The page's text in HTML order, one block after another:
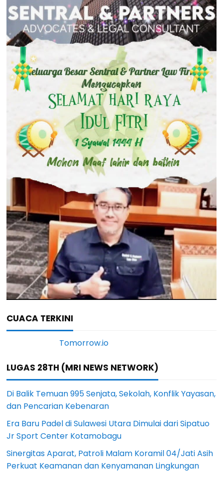
CUACA TERKINI
LUGAS 28TH (MRI NEWS NETWORK)
Di Balik Temuan 995 Senjata, Sekolah, Konflik Yayasan,
dan Pencarian Kebenaran
Era Baru Padel di Sulawesi Utara Dimulai dari Sipatuo
Jr Sport Center Kotamobagu
Sinergitas Aparat, Patroli Malam Koramil 04/Jati Asih
Perkuat Keamanan dan Kenyamanan Lingkungan